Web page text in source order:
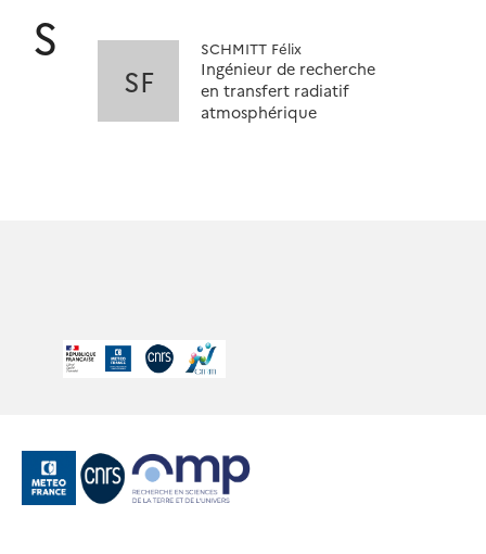
S
SF
SCHMITT Félix
Ingénieur de recherche
en transfert radiatif
atmosphérique